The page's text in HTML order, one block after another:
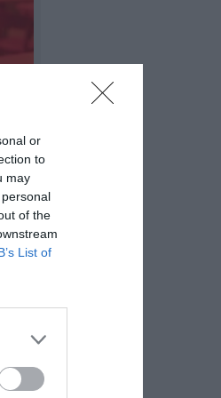
or
to
may
of the
List of
Bez
jest